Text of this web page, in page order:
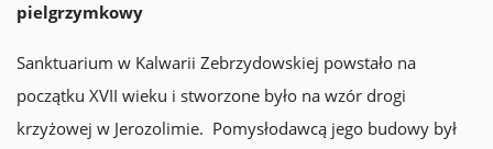
pielgrzymkowy
Sanktuarium w Kalwarii Zebrzydowskiej powstało na
początku XVII wieku i stworzone było na wzór drogi
krzyżowej w Jerozolimie. Pomysłodawcą jego budowy był